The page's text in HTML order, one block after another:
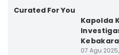
Curated For You
Kapolda
07 Agu